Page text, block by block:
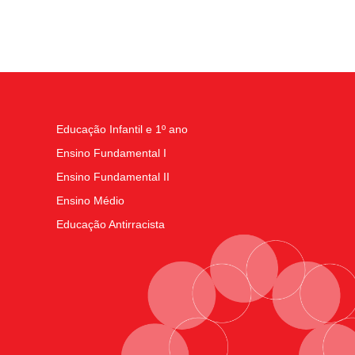
Educação Infantil e 1º ano
Ensino Fundamental I
Ensino Fundamental II
Ensino Médio
Educação Antirracista